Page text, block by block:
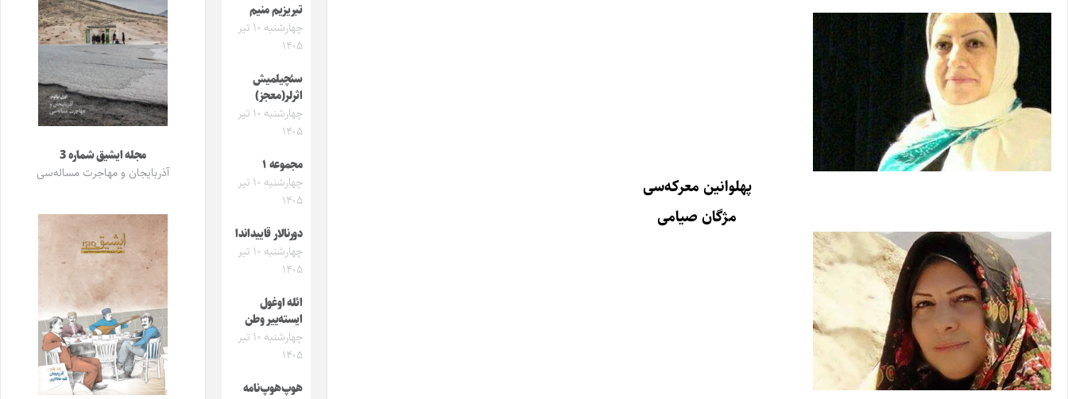
پهلوانین معرکه‌سی
مژگان صیامی
تبریزیم منیم
چهارشنبه ۱۰ تیر
۱۴۰۵
سئچیلمیش
اثرلر(معجز)
چهارشنبه ۱۰ تیر
۱۴۰۵
مجموعه ۱
چهارشنبه ۱۰ تیر
۱۴۰۵
دورنالار قاییداندا
چهارشنبه ۱۰ تیر
۱۴۰۵
ائله اوغول
ایسته‌ییر وطن
چهارشنبه ۱۰ تیر
۱۴۰۵
هوپ‌هوپ‌نامه
مجله ایشیق شماره 3
آذربایجان و مهاجرت مساله‌سی